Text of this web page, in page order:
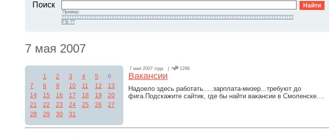
Поиск
Пример:
?????????????????????????????????????????????????????????????????????????????????????????????
Р’В·??
7 мая 2007
1 2 3 4 5
6
7
8 9 10 11 12
13
14
15 16 17 18 19
20
21
22 23 24 25 26
27
28
29 30 31
7 мая 2007 года | 1296
Вакансии
Надоело здесь работать.....зарплата-мизер...требуют до
фига.Подскажите сайтик, где бы найти вакансии в Смоленске....